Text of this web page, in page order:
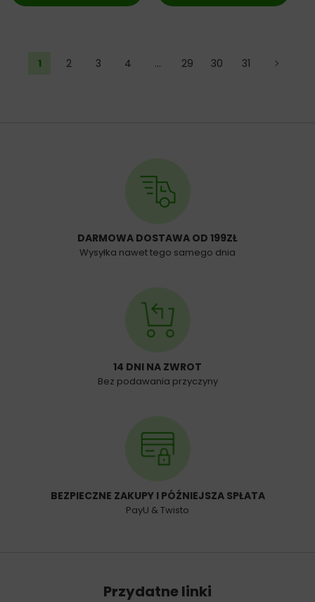
1 2 3 4 … 29 30 31 →
DARMOWA DOSTAWA OD 199ZŁ
Wysyłka nawet tego samego dnia
14 DNI NA ZWROT
Bez podawania przyczyny
BEZPIECZNE ZAKUPY I PÓŹNIEJSZA SPŁATA
PayU & Twisto
Przydatne linki